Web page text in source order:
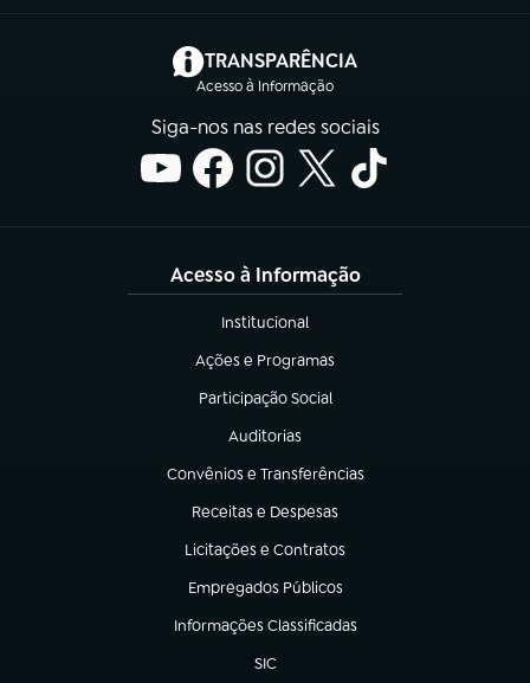
TRANSPARÊNCIA
Acesso à Informação
(abre em nova aba)
Siga-nos nas redes sociais
Acesso à Informação
Institucional
(abre em nova aba)
Ações e Programas
(abre em nova aba)
Participação Social
(abre em nova aba)
Auditorias
(abre em nova aba)
Convênios e Transferências
(abre em nova aba)
Receitas e Despesas
(abre em nova aba)
Licitações e Contratos
(abre em nova aba)
Empregados Públicos
(abre em nova aba)
Informações Classificadas
(abre em nova aba)
SIC
(abre em nova aba)